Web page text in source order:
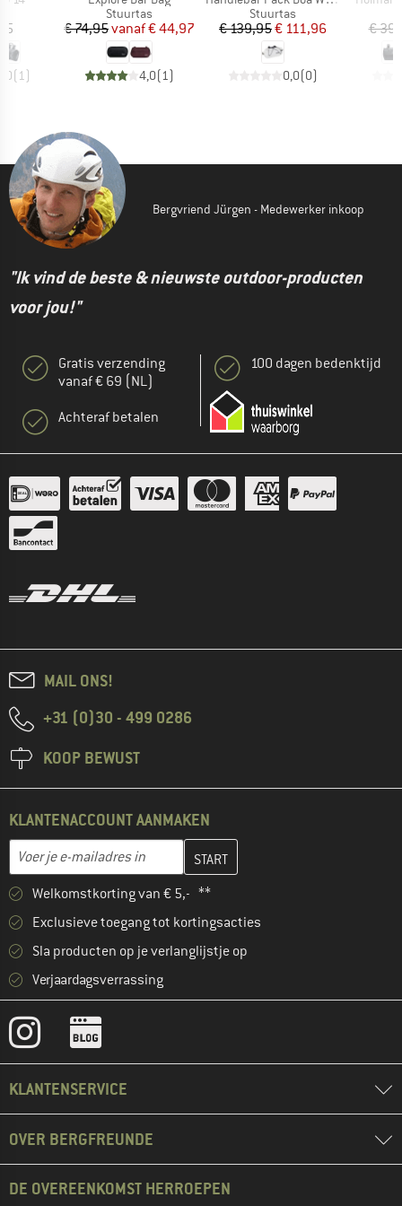
(1)
Productgroep
Stuurtas
Prijs
€ 74,95 Verlaagde prijs
vanaf€ 44,97
4,0(1)
Productgroep
Stuurtas
Prijs
€ 139,95Verlaagde prijs
€ 111,96
0,0(0)
€
Bergvriend Jürgen - Medewerker inkoop
"Ik vind de beste & nieuwste outdoor-producten
voor jou!"
Gratis verzending
vanaf € 69 (NL)
Achteraf betalen
100 dagen bedenktijd
MAIL ONS!
+31 (0)30 - 499 0286
KOOP BEWUST
KLANTENACCOUNT AANMAKEN
Voer je e-mailadres in
Vul je e-mailadres hier in en maak in de volgende stap je
Welkomstkorting van € 5,- **
Exclusieve toegang tot kortingsacties
Sla producten op je verlanglijstje op
Verjaardagsverrassing
KLANTENSERVICE
OVER BERGFREUNDE
DE OVEREENKOMST HERROEPEN